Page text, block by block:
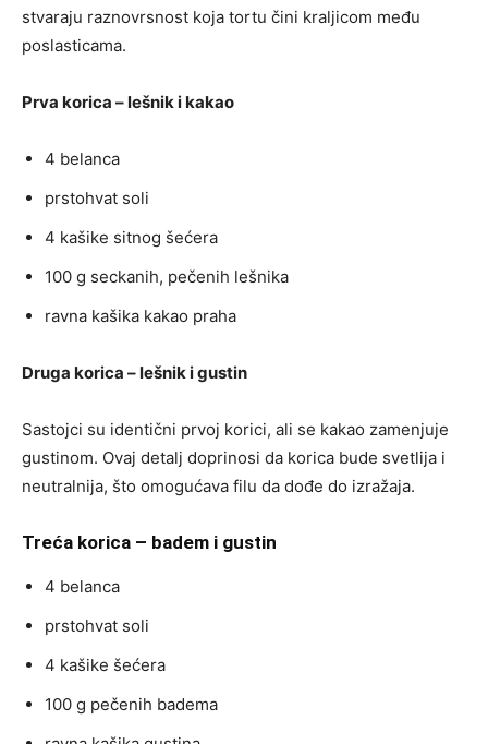
stvaraju raznovrsnost koja tortu čini kraljicom među
poslasticama.
Prva korica – lešnik i kakao
4 belanca
prstohvat soli
4 kašike sitnog šećera
100 g seckanih, pečenih lešnika
ravna kašika kakao praha
Druga korica – lešnik i gustin
Sastojci su identični prvoj korici, ali se kakao zamenjuje
gustinom. Ovaj detalj doprinosi da korica bude svetlija i
neutralnija, što omogućava filu da dođe do izražaja.
Treća korica – badem i gustin
4 belanca
prstohvat soli
4 kašike šećera
100 g pečenih badema